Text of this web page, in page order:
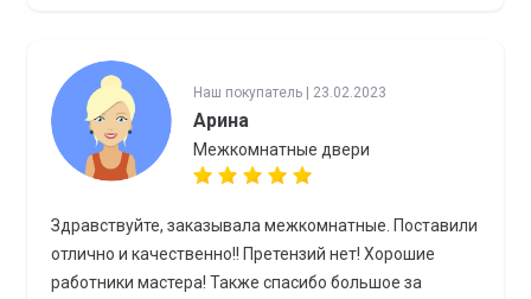
Наш покупатель | 23.02.2023
Арина
Межкомнатные двери
Здравствуйте, заказывала межкомнатные. Поставили
отлично и качественно!! Претензий нет! Хорошие
работники мастера! Также спасибо большое за